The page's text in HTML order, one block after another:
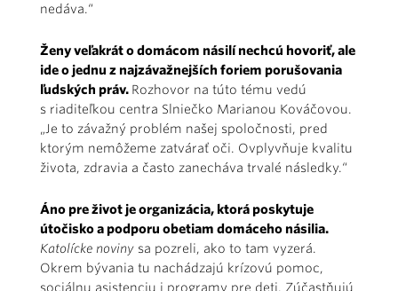
nedáva.“
Ženy veľakrát o domácom násilí nechcú hovoriť, ale
ide o jednu z najzávažnejších foriem porušovania
ľudských práv. Rozhovor na túto tému vedú
s riaditeľkou centra Slniečko Marianou Kováčovou.
„Je to závažný problém našej spoločnosti, pred
ktorým nemôžeme zatvárať oči. Ovplyvňuje kvalitu
života, zdravia a často zanecháva trvalé následky.“
Áno pre život je organizácia, ktorá poskytuje
útočisko a podporu obetiam domáceho násilia.
Katolícke noviny sa pozreli, ako to tam vyzerá.
Okrem bývania tu nachádzajú krízovú pomoc,
sociálnu asistenciu i programy pre deti. Zúčastňujú